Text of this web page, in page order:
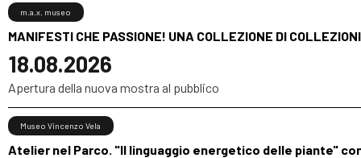
MANIFESTI CHE PASSIONE! UNA COLLEZIONE DI COLLEZIONI
18.08.2026
m.a.x. museo
Apertura della nuova mostra al pubblico
Atelier nel Parco. "Il linguaggio energetico delle piante"
Museo Vincenzo Vela